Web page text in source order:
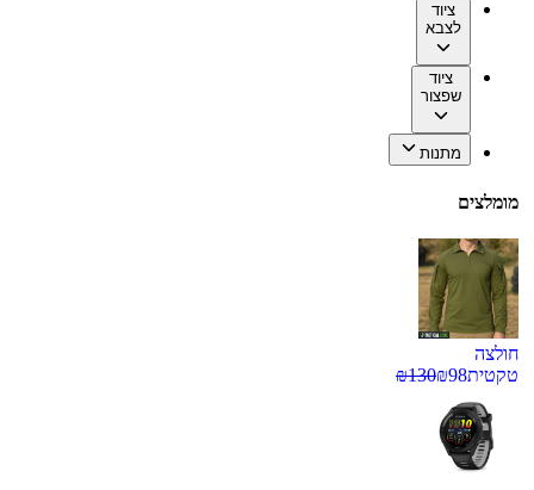
ציוד
לצבא
ציוד
שפצור
מתנות
מומלצים
חולצה
טקטית
₪98
₪130